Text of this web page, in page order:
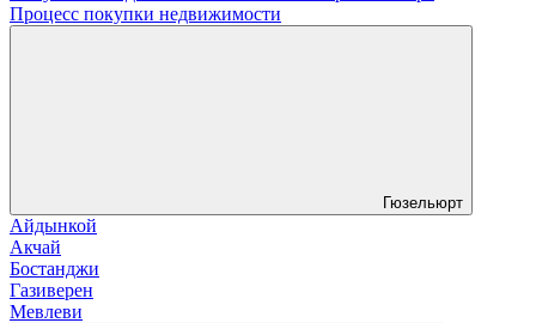
Процесс покупки недвижимости
Гюзельюрт
Айдынкой
Акчай
Бостанджи
Газиверен
Мевлеви